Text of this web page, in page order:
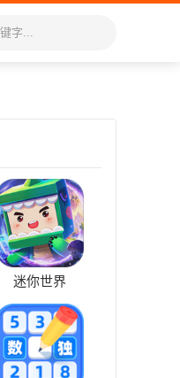
迷你世界